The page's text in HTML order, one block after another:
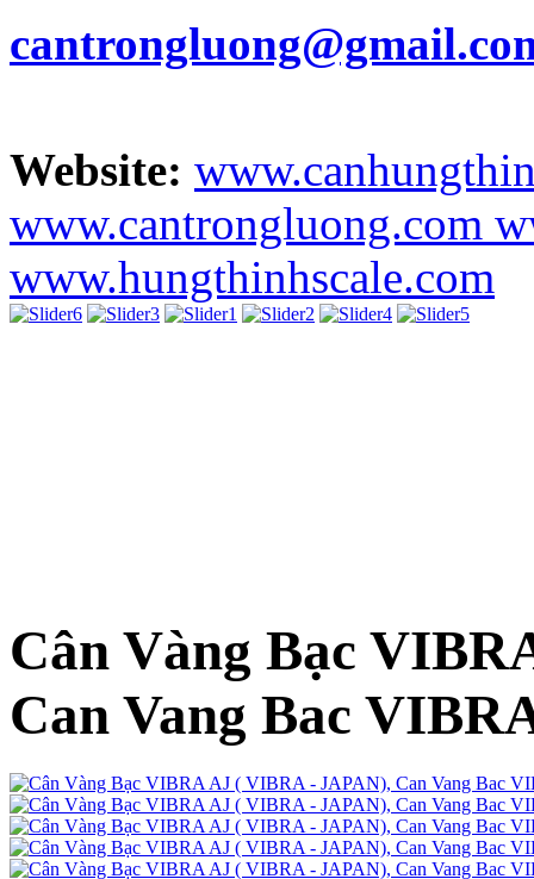
Website:
www.cantrongluong.com
www.hungthinhscale.com
Cân Vàng Bạc
Can Vang Bac